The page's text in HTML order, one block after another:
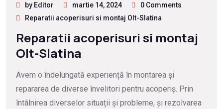
by Editor martie 14, 2024
0 Comments
Reparatii acoperisuri si montaj Olt-Slatina
Reparatii acoperisuri si montaj
Olt-Slatina
Avem o îndelungată experiență în montarea și
repararea de diverse învelitori pentru acoperiș. Prin
întâlnirea diverselor situații și probleme, și rezolvarea